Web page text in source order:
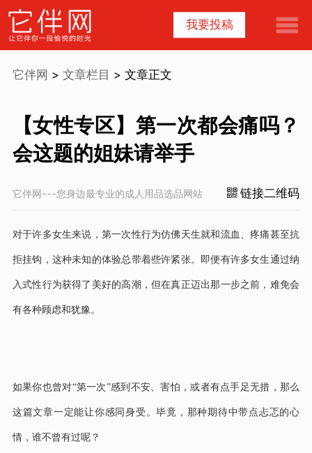
我要投稿
它伴网 > 文章栏目 > 文章正文
【女性专区】第一次都会痛吗？
会这题的姐妹请举手
它伴网---您身边最专业的成人用品选品网站 链接二维码
对于许多女生来说，第一次性行为仿佛天生就和流血、疼痛甚至抗
拒挂钩，这种未知的体验总带着些许紧张。即便有许多女生通过纳
入式性行为获得了美好的高潮，但在真正迈出那一步之前，难免会
有各种顾虑和犹豫。
如果你也曾对“第一次”感到不安、害怕，或者有点手足无措，那么
这篇文章一定能让你感同身受。毕竟，那种期待中带点忐忑的心
情，谁不曾有过呢？